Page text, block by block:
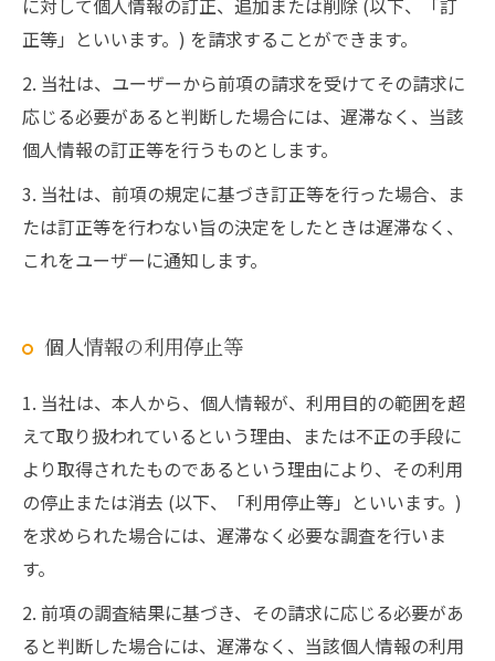
に対して個人情報の訂正、追加または削除 (以下、「訂
正等」といいます。) を請求することができます。
2. 当社は、ユーザーから前項の請求を受けてその請求に
応じる必要があると判断した場合には、遅滞なく、当該
個人情報の訂正等を行うものとします。
3. 当社は、前項の規定に基づき訂正等を行った場合、ま
たは訂正等を行わない旨の決定をしたときは遅滞なく、
これをユーザーに通知します。
個人情報の利用停止等
1. 当社は、本人から、個人情報が、利用目的の範囲を超
えて取り扱われているという理由、または不正の手段に
より取得されたものであるという理由により、その利用
の停止または消去 (以下、「利用停止等」といいます。)
を求められた場合には、遅滞なく必要な調査を行いま
す。
2. 前項の調査結果に基づき、その請求に応じる必要があ
ると判断した場合には、遅滞なく、当該個人情報の利用